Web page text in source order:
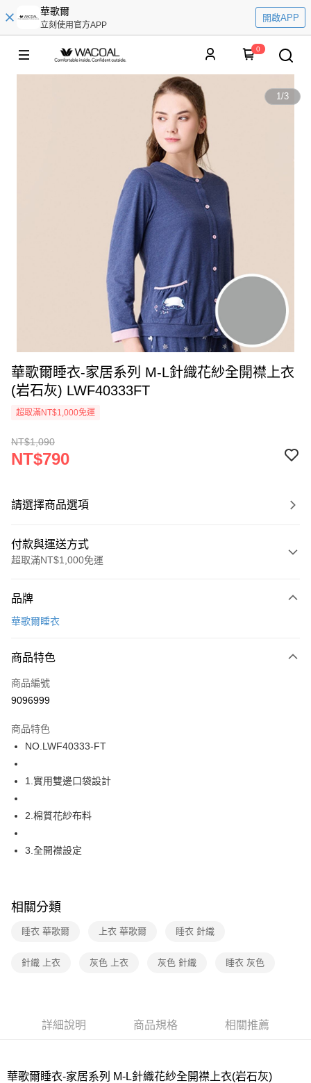
華歌爾
立刻使用官方APP
開啟APP
0
1/3
華歌爾睡衣-家居系列 M-L針織花紗全開襟上衣
(岩石灰) LWF40333FT
超取滿NT$1,000免運
NT$1,090
NT$790
請選擇商品選項
付款與運送方式
超取滿NT$1,000免運
信用卡一次付款
LINE Pay
街口支付
運送方式
全家取貨付款
每筆NT$80，滿NT$1,000(含以上)免運費
付款後全家取貨
7-11取貨付款
付款後7-11取貨
每筆NT$80，滿NT$1,000(含以上)免運費
付款後門市自取
品牌
華歌爾睡衣
商品特色
商品編號
9096999
商品特色
NO.LWF40333-FT
1.實用雙邊口袋設計
2.棉質花紗布料
3.全開襟設定
相關分類
睡衣 華歌爾 上衣 華歌爾 睡衣 針織
針織 上衣 灰色 上衣 灰色 針織 睡衣 灰色
詳細說明 商品規格 相關推薦
華歌爾睡衣-家居系列 M-L針織花紗全開襟上衣(岩石灰)